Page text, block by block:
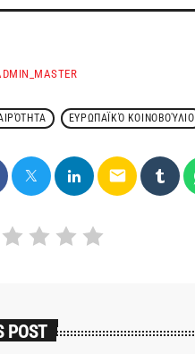
ΕΥΡΩΠΑΪΚΌ ΚΟΙΝΟΒΟΎΛΙΟ
email
POST